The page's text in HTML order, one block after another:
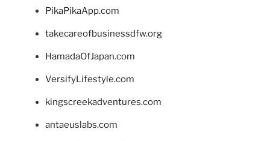
PikaPikaApp.com
takecareofbusinessdfw.org
HamadaOfJapan.com
VersifyLifestyle.com
kingscreekadventures.com
antaeuslabs.com